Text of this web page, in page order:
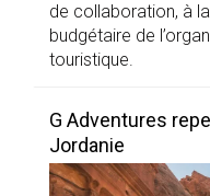
de collaboration, à
budgétaire de
touristique.
G Adventures
Jordanie